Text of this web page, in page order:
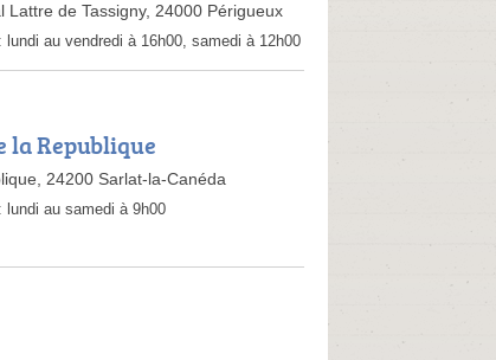
Lattre de Tassigny, 24000 Périgueux
lundi au vendredi à 16h00, samedi à 12h00
la Republique
24200 Sarlat-la-Canéda
lundi au samedi à 9h00